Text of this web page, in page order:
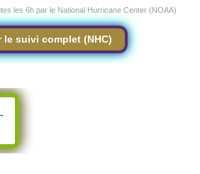
les 6h par le National Hurricane Center (NOAA)
le suivi complet (NHC)